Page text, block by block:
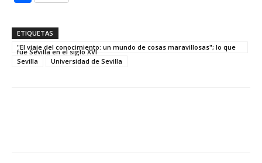
ETIQUETAS
"El viaje del conocimiento: un mundo de cosas maravillosas"; lo que
fue Sevilla en el siglo XVI
Sevilla
Universidad de Sevilla